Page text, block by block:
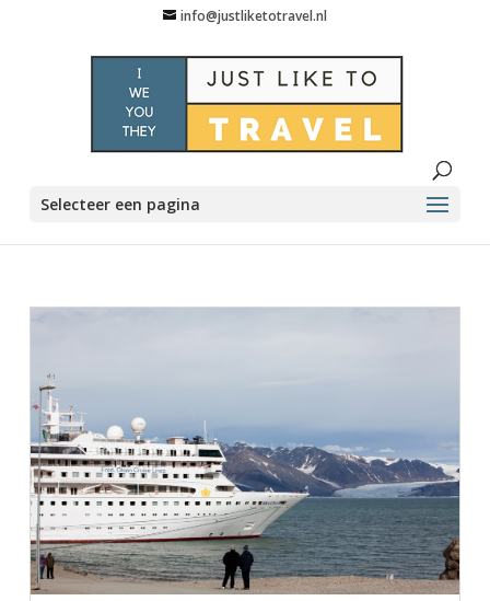
info@justliketotravel.nl
Selecteer een pagina